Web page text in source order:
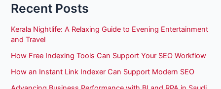
Recent Posts
Kerala Nightlife: A Relaxing Guide to Evening Entertainment
and Travel
How Free Indexing Tools Can Support Your SEO Workflow
How an Instant Link Indexer Can Support Modern SEO